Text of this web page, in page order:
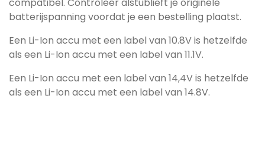
batterijspanning voordat je een bestelling plaatst.
Een Li-Ion accu met een label van 10.8V is hetzelfde
als een Li-Ion accu met een label van 11.1V.
Een Li-Ion accu met een label van 14,4V is hetzelfde
als een Li-Ion accu met een label van 14.8V.